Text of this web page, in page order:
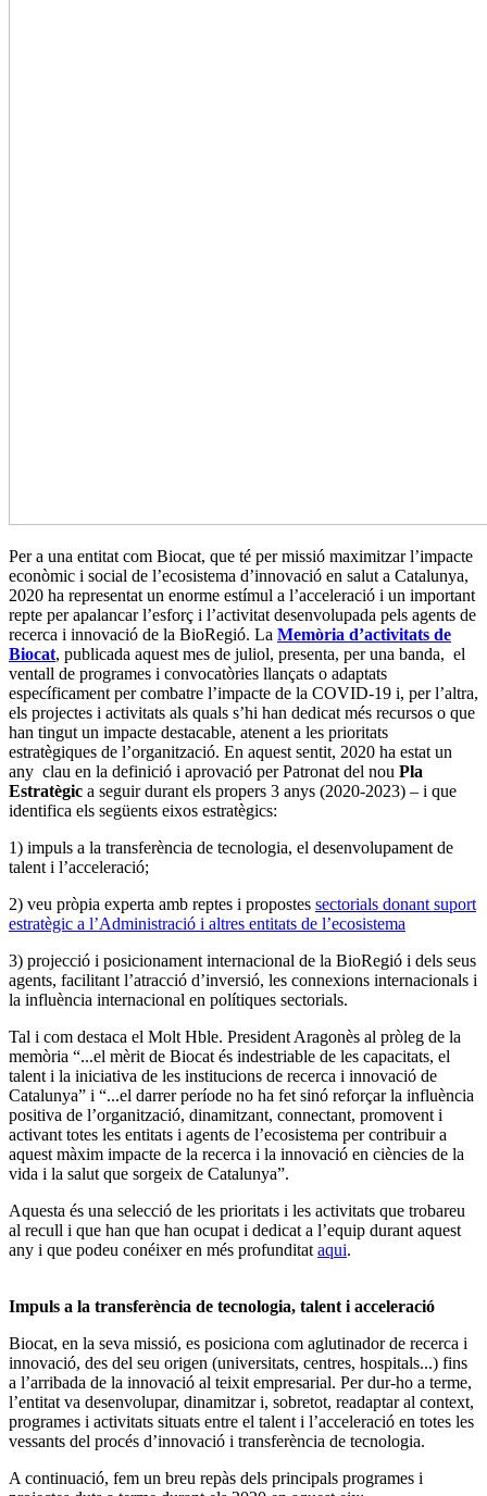
Per a una entitat com Biocat, que té per missió maximitzar l’impacte
econòmic i social de l’ecosistema d’innovació en salut a Catalunya,
2020 ha representat un enorme estímul a l’acceleració i un important
repte per apalancar l’esforç i l’activitat desenvolupada pels agents de
recerca i innovació de la BioRegió. La Memòria d’activitats de
Biocat, publicada aquest mes de juliol, presenta, per una banda, el
ventall de programes i convocatòries llançats o adaptats
específicament per combatre l’impacte de la COVID-19 i, per l’altra,
els projectes i activitats als quals s’hi han dedicat més recursos o que
han tingut un impacte destacable, atenent a les prioritats
estratègiques de l’organització. En aquest sentit, 2020 ha estat un
any clau en la definició i aprovació per Patronat del nou Pla
Estratègic a seguir durant els propers 3 anys (2020-2023) – i que
identifica els següents eixos estratègics:
1) impuls a la transferència de tecnologia, el desenvolupament de
talent i l’acceleració;
2) veu pròpia experta amb reptes i propostes sectorials donant suport
estratègic a l’Administració i altres entitats de l’ecosistema
3) projecció i posicionament internacional de la BioRegió i dels seus
agents, facilitant l’atracció d’inversió, les connexions internacionals i
la influència internacional en polítiques sectorials.
Tal i com destaca el Molt Hble. President Aragonès al pròleg de la
memòria “...el mèrit de Biocat és indestriable de les capacitats, el
talent i la iniciativa de les institucions de recerca i innovació de
Catalunya” i “...el darrer període no ha fet sinó reforçar la influència
positiva de l’organització, dinamitzant, connectant, promovent i
activant totes les entitats i agents de l’ecosistema per contribuir a
aquest màxim impacte de la recerca i la innovació en ciències de la
vida i la salut que sorgeix de Catalunya”.
Aquesta és una selecció de les prioritats i les activitats que trobareu
al recull i que han que han ocupat i dedicat a l’equip durant aquest
any i que podeu conéixer en més profunditataqui.
Impuls a la transferència de tecnologia, talent i acceleració
Biocat, en la seva missió, es posiciona com aglutinador de recerca i
innovació, des del seu origen (universitats, centres, hospitals...) fins
a l’arribada de la innovació al teixit empresarial. Per dur-ho a terme,
l’entitat va desenvolupar, dinamitzar i, sobretot, readaptar al context,
programes i activitats situats entre el talent i l’acceleració en totes les
vessants del procés d’innovació i transferència de tecnologia.
A continuació, fem un breu repàs dels principals programes i